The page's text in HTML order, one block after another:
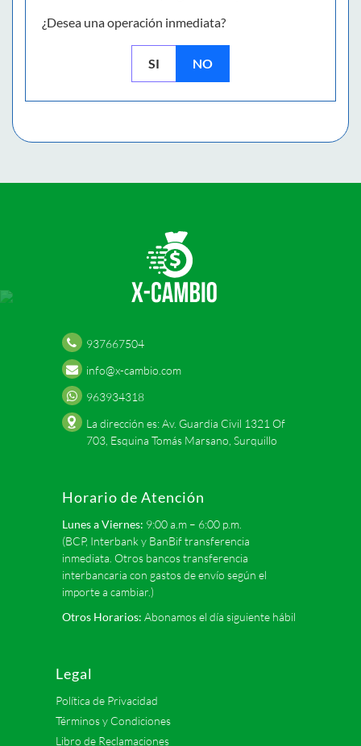
¿Desea una operación inmediata?
SI NO
937667504
info@x-cambio.com
963934318
La dirección es: Av. Guardia Civil 1321 Of
703, Esquina Tomás Marsano, Surquillo
Horario de Atención
Lunes a Viernes: 9:00 a.m – 6:00 p.m.
(BCP, Interbank y BanBif transferencia
inmediata. Otros bancos transferencia
interbancaria con gastos de envío según el
importe a cambiar.)
Otros Horarios: Abonamos el día siguiente hábil
Legal
Política de Privacidad
Términos y Condiciones
Libro de Reclamaciones